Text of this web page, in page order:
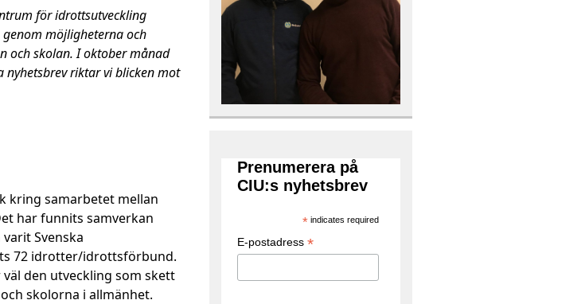
för idrottsutveckling
möjligheterna och
och skolan. I oktober månad
nyhetsbrev riktar vi blicken mot
kring samarbetet mellan
har funnits samverkan
Svenska
72 idrotter/idrottsförbund.
den utveckling som skett
skolorna i allmänhet.
Prenumerera på
CIU:s nyhetsbrev
*indicates required
E-postadress *